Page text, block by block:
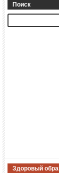
Поиск
Здоровый